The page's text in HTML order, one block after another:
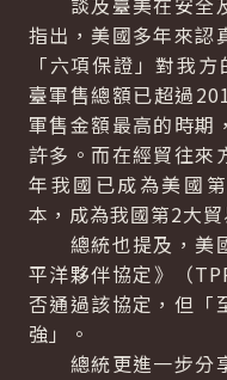
指出，美國多年來認
「六項保證」對我
臺軍售總額已超過
軍售金額最高的時期
許多。而在經貿往來
年我國已成為美國
本，成為我國第2大
總統也提及，美
平洋夥伴協定》（
否通過該協定，但「
強」。
總統更進一步分